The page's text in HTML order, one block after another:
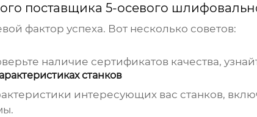
поставщика 5-осевого
фактор успеха. Вот несколько советов:
наличие сертификатов качества,
станков
интересующих вас станков,